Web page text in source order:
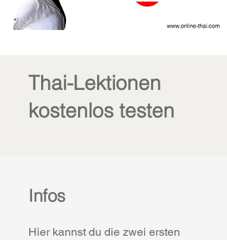
Thai-Lektionen
kostenlos testen
Infos
Hier kannst du die zwei ersten